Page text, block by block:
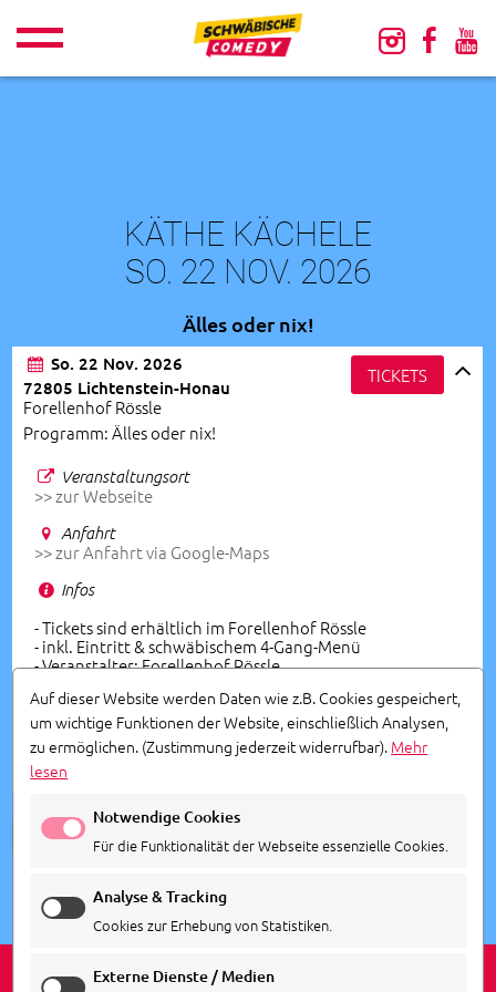
KÄTHE KÄCHELE
SO. 22 NOV. 2026
Älles oder nix!
So. 22 Nov. 2026
72805 Lichtenstein-Honau
Forellenhof Rössle
Programm: Älles oder nix!
TICKETS
Veranstaltungsort
>> zur Webseite
Anfahrt
>> zur Anfahrt via Google-Maps
Infos
- Tickets sind erhältlich im Forellenhof Rössle
- inkl. Eintritt & schwäbischem 4-Gang-Menü
- Veranstalter: Forellenhof Rössle
Vorverkauf
info@forellenhof-roessle.de
07129 9297-0
ALLE TERMINE ANSEHEN
Auf dieser Website werden Daten wie z.B. Cookies gespeichert,
um wichtige Funktionen der Website, einschließlich Analysen,
zu ermöglichen. (Zustimmung jederzeit widerrufbar). Mehr
lesen
Notwendige Cookies
Für die Funktionalität der Webseite essenzielle Cookies.
Analyse & Tracking
Cookies zur Erhebung von Statistiken.
Externe Dienste / Medien